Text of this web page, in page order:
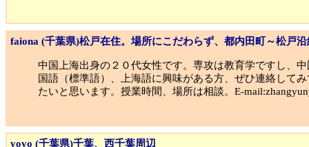
faiona (千葉県)松戸在住。場所にこだわらず、都内田町～松戸
中国上海出身の２０代女性です。専攻は教育学ですし、
国語（標準語）、上海語に興味がある方、ぜひ連絡して
たいと思います。授業時間、場所は相談。E-
yoyo (千葉県)千葉、西千葉周辺